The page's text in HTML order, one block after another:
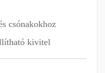
csónakokhoz
kivitel